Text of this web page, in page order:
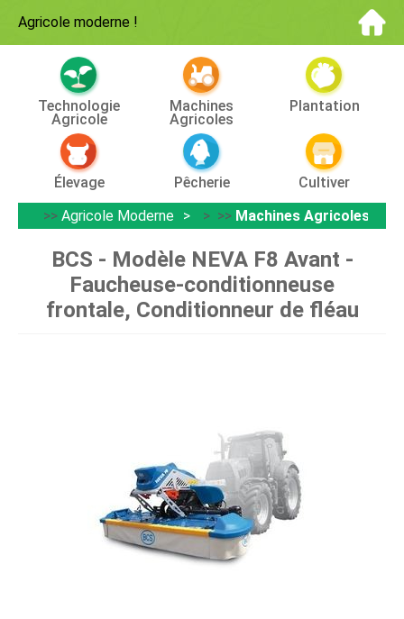
Agricole moderne !
Technologie
Agricole
Machines
Agricoles
Plantation
Élevage Pêcherie
Cultiver
>> Agricole Moderne > >> Machines Agricoles
BCS - Modèle NEVA F8 Avant -
Faucheuse-conditionneuse
frontale, Conditionneur de fléau